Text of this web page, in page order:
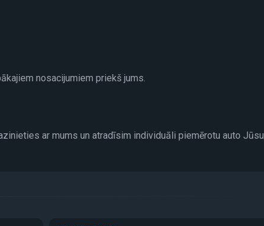
nosacijumiem priekš jums.
ar mums un atradīsim individuāli piemērotu auto Jūsu